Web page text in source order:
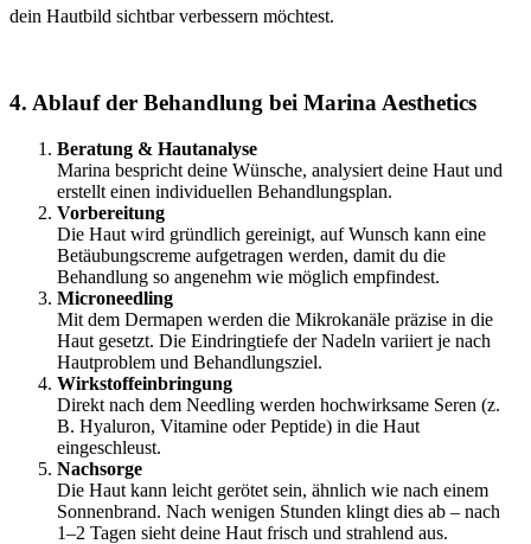
dein Hautbild sichtbar verbessern möchtest.
4. Ablauf der Behandlung bei Marina Aesthetics
Beratung & Hautanalyse
Marina bespricht deine Wünsche, analysiert deine Haut und
erstellt einen individuellen Behandlungsplan.
Vorbereitung
Die Haut wird gründlich gereinigt, auf Wunsch kann eine
Betäubungscreme aufgetragen werden, damit du die
Behandlung so angenehm wie möglich empfindest.
Microneedling
Mit dem Dermapen werden die Mikrokanäle präzise in die
Haut gesetzt. Die Eindringtiefe der Nadeln variiert je nach
Hautproblem und Behandlungsziel.
Wirkstoffeinbringung
Direkt nach dem Needling werden hochwirksame Seren (z.
B. Hyaluron, Vitamine oder Peptide) in die Haut
eingeschleust.
Nachsorge
Die Haut kann leicht gerötet sein, ähnlich wie nach einem
Sonnenbrand. Nach wenigen Stunden klingt dies ab – nach
1–2 Tagen sieht deine Haut frisch und strahlend aus.